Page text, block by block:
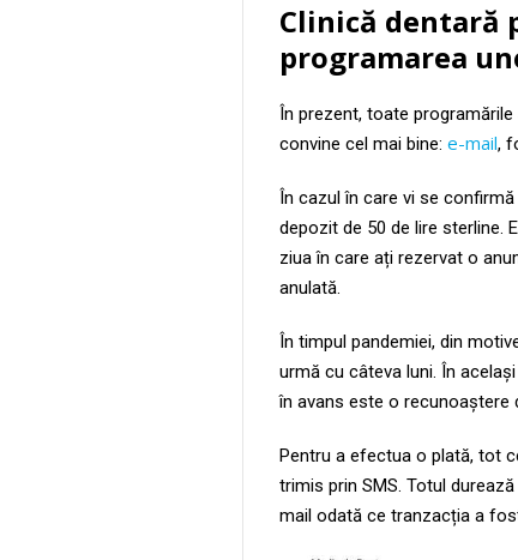
Clinică dentară
programarea
În prezent, toate
convine cel mai bine: e-mail,
În cazul în care vi se
depozit de 50 de lire sterline.
ziua în care ați rezervat o
anulată.
În timpul pandemiei, din
urmă cu câteva luni. În
în avans este o recunoaștere
Pentru a efectua o plată, tot
trimis prin SMS. Totul
mail odată ce tranzacția a